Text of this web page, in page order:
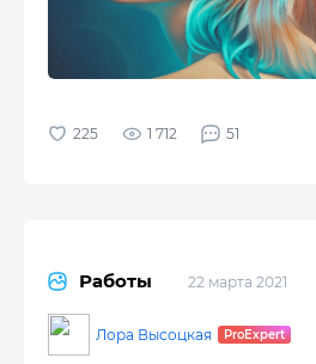
1 712 51
Работы 22 марта 2021
Лора Высоцкая